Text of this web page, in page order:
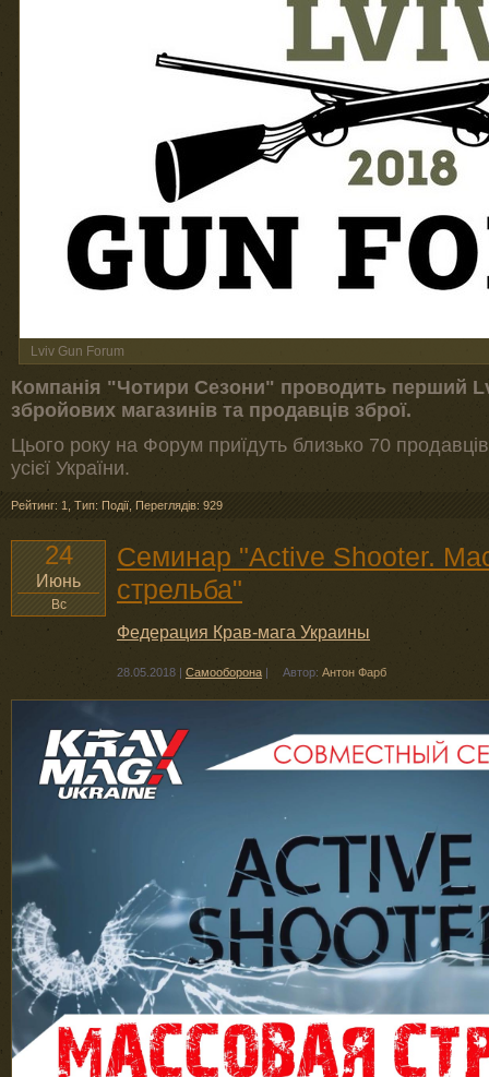
Lviv Gun Forum
Компанія "Чотири Сезони" проводить перший
збройових магазинів та продавців зброї.
Цього року на Форум приїдуть близько 70 продавців
усієї України.
Рейтинг: 1 Тип: Події Переглядів: 929
24
Июнь
Вс
Семинар "Active Shooter.
стрельба"
Федерация Крав-мага Украины
28.05.2018 | Самооборона | Автор: Антон Фарб